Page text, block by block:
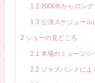
1.22006年からロング
1.3公演スケジュール
2 ショーの見どころ
2.1本場のミュージシ
2.2ジャズバンドによ